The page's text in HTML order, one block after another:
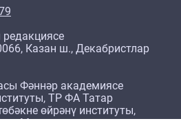
Казан ш., Декабристлар
Фәннәр академиясе
ТР ФА Татар
өйрәнү институты,
Милли архивы ярдәме